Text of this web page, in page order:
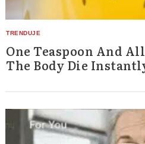
One Teaspoon And
The Body Die